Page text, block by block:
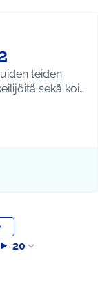
teiden
sekä koi…
kylät
mukaan:
20